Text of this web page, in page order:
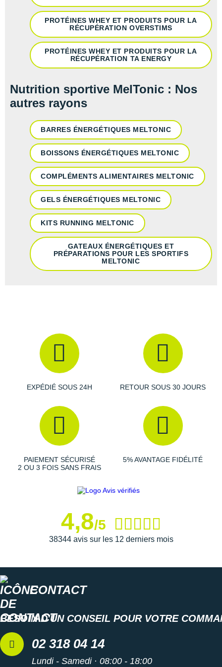
PROTÉINES WHEY ET PRODUITS POUR LA
RÉCUPÉRATION OVERSTIMS
PROTÉINES WHEY ET PRODUITS POUR LA
RÉCUPÉRATION TA ENERGY
Nutrition sportive MelTonic : Nos
autres rayons
BARRES ÉNERGÉTIQUES MELTONIC
BOISSONS ÉNERGÉTIQUES MELTONIC
COMPLÉMENTS ALIMENTAIRES MELTONIC
GELS ÉNERGÉTIQUES MELTONIC
KITS RUNNING MELTONIC
GATEAUX ÉNERGÉTIQUES ET
PRÉPARATIONS POUR LES SPORTIFS
MELTONIC
EXPÉDIÉ SOUS 24H RETOUR SOUS 30 JOURS
PAIEMENT SÉCURISÉ
2 OU 3 FOIS SANS FRAIS
5% AVANTAGE FIDÉLITÉ
4,8/5
38344 avis sur les 12 derniers mois
CONTACT
BESOIN D'UN CONSEIL POUR VOTRE
02 318 04 14
Lundi - Samedi · 08:00 - 18:00
PAR MARQUES
DÉSTOCKAGE
+ Voir tous les accessoires
NNormal
Orca
OVERSTIMS
Patagonia
Polar
Puma
Raidlight
Reebok
Salomon
Sidas
Speedo
Ta Energy
X-Socks
+ Voir toutes les marques